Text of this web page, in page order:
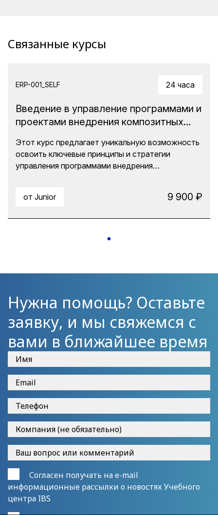
Связанные курсы
ERP-001_SELF 24 часа
Введение в управление программами и
проектами внедрения композитных
Этот курс предлагает уникальную возможность
освоить ключевые принципы и стратегии
управления программами внедрения
инструментам, которые помогут вам
от Junior 9 900 ₽
Нужна помощь? Оставьте
заявку, и мы свяжемся с
вами в ближайшее время
Согласен получать на e-mail
информационные рассылки о новостях Учебного
центра IBS